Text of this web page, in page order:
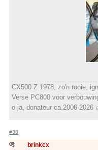
CX500 Z 1978, zo'n rooie,
Verse PC800 voor
o ja, donateur ca.2006-2026
#38
brinkcx